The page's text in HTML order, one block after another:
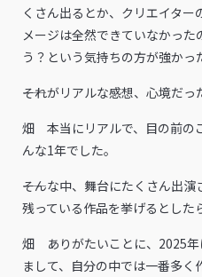
くさん出るとか、クリエイタ
メージは全然できていなかった
う？という気持ちの方が強かっ
――それがリアルな感想、心境だ
畑 本当にリアルで、目の前の
んな1年でした。
――そんな中、舞台にたくさん出
残っている作品を挙げるとした
畑 ありがたいことに、2025年
まして、自分の中では一番多